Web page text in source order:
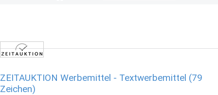
ZEITAUKTION Werbemittel - Textwerbemittel (79
Zeichen)